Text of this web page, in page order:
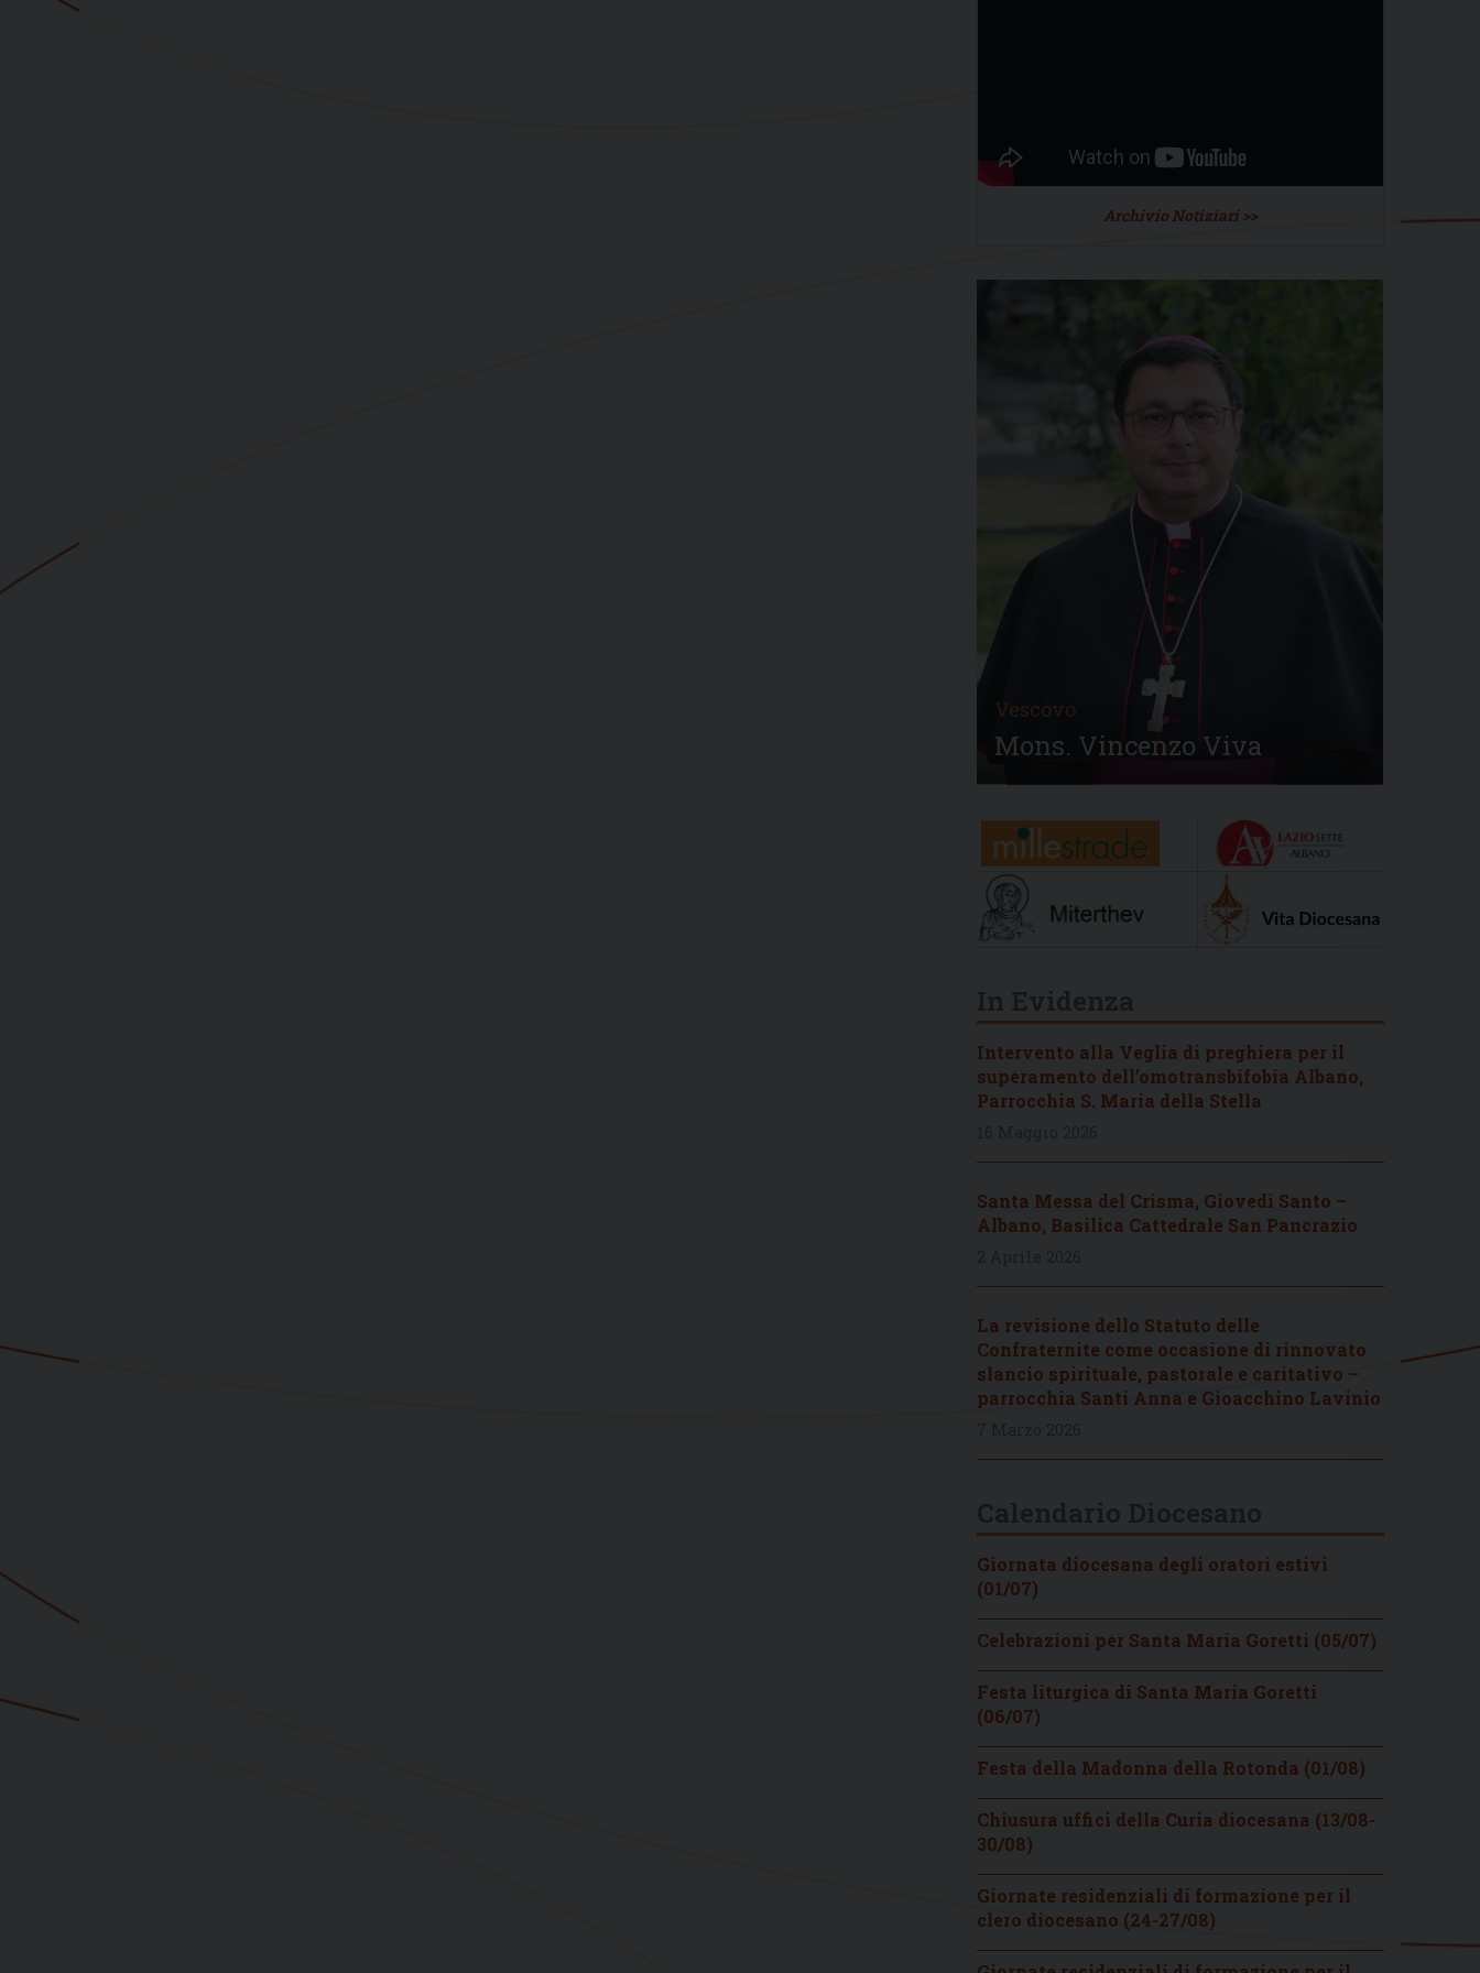
Archivio Notiziari >>
Vescovo
Mons. Vincenzo Viva
Intervento alla Veglia di preghiera per il
superamento dell’omotransbifobia Albano,
Parrocchia S. Maria della Stella
Santa Messa del Crisma, Giovedì Santo –
Albano, Basilica Cattedrale San Pancrazio
La revisione dello Statuto delle
Confraternite come occasione di rinnovato
slancio spirituale, pastorale e caritativo –
parrocchia Santi Anna e Gioacchino Lavinio
Giornata diocesana degli oratori estivi
(01/07)
Celebrazioni per Santa Maria Goretti (05/07)
Festa liturgica di Santa Maria Goretti
(06/07)
Festa della Madonna della Rotonda (01/08)
Chiusura uffici della Curia diocesana (13/08-
30/08)
Giornate residenziali di formazione per il
clero diocesano (24-27/08)